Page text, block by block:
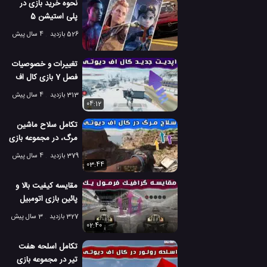
نحوه خرید بازی در
پلی استیشن 5
526 بازدید 4 سال پیش
تغییرات و خصوصیات
فصل 7 بازی کال اف
دیوتی موبایل
313 بازدید
4 سال پیش
04:12
تکامل سلاح ماشین
مرگ، در مجموعه بازی
های کال اف دیوتی
379 بازدید
4 سال پیش
03:44
مقایسه کیفیت بالا و
پائین بازی اتومبیل
رانی فرمول 1
327 بازدید
3 سال پیش
02:40
تکامل اسلحه هفت
تیر در مجموعه بازی